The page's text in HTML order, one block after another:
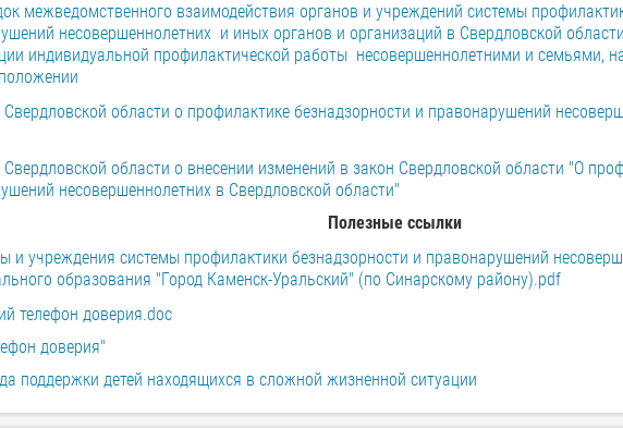
межведомственного взаимодействия органов и учреждений системы
несовершеннолетних и иных органов и организаций в Свердловской
индивидуальной профилактической работы несовершеннолетними и семьями,
Свердловской области о профилактике безнадзорности и правонарушений
области о внесении изменений в закон Свердловской области "О
несовершеннолетних в Свердловской области"
Полезные ссылки
и учреждения системы профилактики безнадзорности и правонарушений
образования "Город Каменск-Уральский" (по Синарскому району).pdf
телефон доверия.doc
доверия"
поддержки детей находящихся в сложной жизненной ситуации